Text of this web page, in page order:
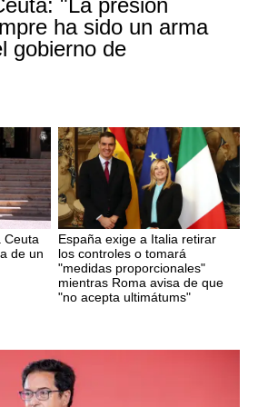
ha sido un arma
gobierno de
Ceuta
de un
España exige a Italia retirar
los controles o tomará
"medidas proporcionales"
mientras Roma avisa de que
"no acepta ultimátums"